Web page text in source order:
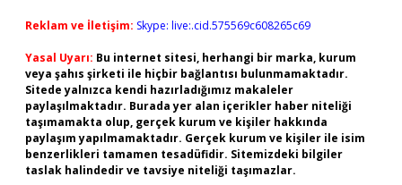
Reklam ve İletişim: Skype: live:.cid.575569c608265c69
Yasal Uyarı: Bu internet sitesi, herhangi bir marka, kurum
veya şahıs şirketi ile hiçbir bağlantısı bulunmamaktadır.
Sitede yalnızca kendi hazırladığımız makaleler
paylaşılmaktadır. Burada yer alan içerikler haber niteliği
taşımamakta olup, gerçek kurum ve kişiler hakkında
paylaşım yapılmamaktadır. Gerçek kurum ve kişiler ile isim
benzerlikleri tamamen tesadüfidir. Sitemizdeki bilgiler
taslak halindedir ve tavsiye niteliği taşımazlar.